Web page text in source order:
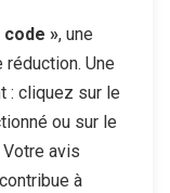
code », une
Une
: cliquez sur le
ou sur le
avis
à